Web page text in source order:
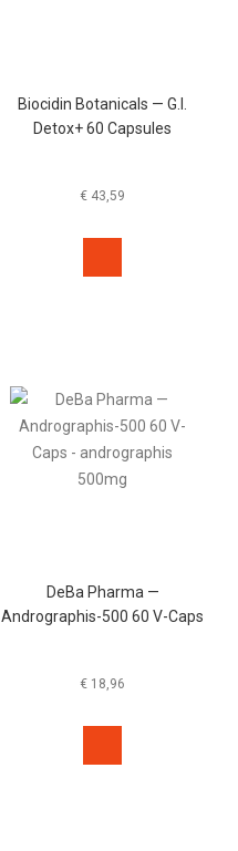
Biocidin Botanicals — G.I.
Detox+ 60 Capsules
€ 43,59
DeBa Pharma —
Andrographis-500 60 V-Caps
€ 18,96